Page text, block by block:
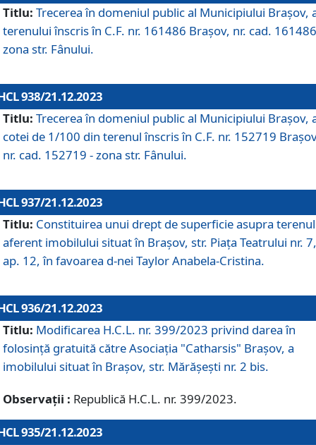
Titlu: Trecerea în domeniul public al Municipiului Braşov,
terenului înscris în C.F. nr. 161486 Brașov, nr. cad.
zona str. Fânului.
938/21.12.2023
Titlu: Trecerea în domeniul public al Municipiului Braşov,
cotei de 1/100 din terenul înscris în C.F. nr. 152719
nr. cad. 152719 - zona str. Fânului.
937/21.12.2023
Titlu: Constituirea unui drept de superficie asupra
aferent imobilului situat în Brașov, str. Piața Teatrului nr. 7,
ap. 12, în favoarea d-nei Taylor Anabela-Cristina.
936/21.12.2023
Titlu: Modificarea H.C.L. nr. 399/2023 privind darea în
folosinţă gratuită către Asociaţia "Catharsis" Brașov, a
imobilului situat în Braşov, str. Mărăşeşti nr. 2 bis.
Observații : Republică H.C.L. nr. 399/2023.
935/21.12.2023